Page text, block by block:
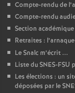
Compte-rendu de
Compte-rendu
Section
Retraites : l’arnaque
Le Snalc m’écrit ...
Liste du SNES-FSU
Les élections : un
déposées par le